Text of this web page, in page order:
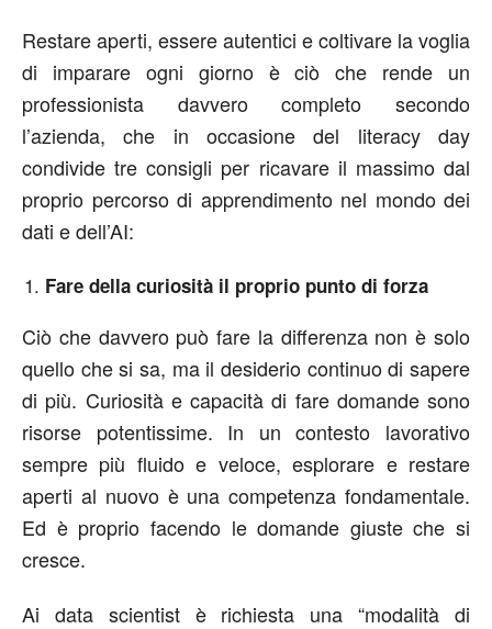
Restare aperti, essere autentici e coltivare la voglia
di imparare ogni giorno è ciò che rende un
professionista davvero completo secondo
l’azienda, che in occasione del literacy day
condivide tre consigli per ricavare il massimo dal
proprio percorso di apprendimento nel mondo dei
dati e dell’AI:
Fare della curiosità il proprio punto di forza
Ciò che davvero può fare la differenza non è solo
quello che si sa, ma il desiderio continuo di sapere
di più. Curiosità e capacità di fare domande sono
risorse potentissime. In un contesto lavorativo
sempre più fluido e veloce, esplorare e restare
aperti al nuovo è una competenza fondamentale.
Ed è proprio facendo le domande giuste che si
cresce.
Ai data scientist è richiesta una “modalità di